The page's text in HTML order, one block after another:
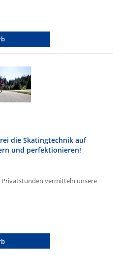
die Skatingtechnik auf
und perfektionieren!
vermitteln unsere